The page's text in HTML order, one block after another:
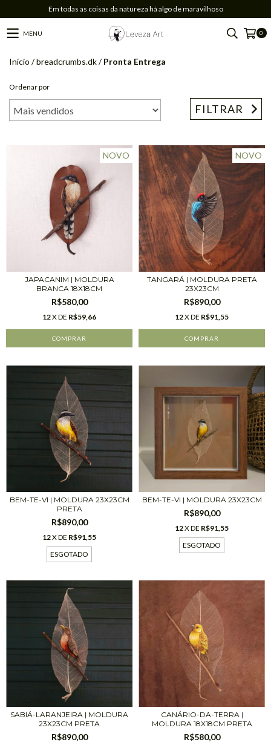
Em todas as coisas da natureza há algo de maravilhoso
MENU 0
Início /breadcrumbs.dk/ Pronta Entrega
Ordenar por
FILTRAR
NOVO
JAPACANIM | MOLDURA
BRANCA 18X18CM
R$580,00
12X DE R$59,66
NOVO
TANGARÁ | MOLDURA PRETA
23X23CM
R$890,00
12X DE R$91,55
BEM-TE-VI | MOLDURA 23X23CM
PRETA
R$890,00
12X DE R$91,55
ESGOTADO
BEM-TE-VI | MOLDURA 23X23CM
R$890,00
12X DE R$91,55
ESGOTADO
SABIÁ-LARANJEIRA | MOLDURA
23X23CM PRETA
R$890,00
CANÁRIO-DA-TERRA |
MOLDURA 18X18CM PRETA
R$580,00